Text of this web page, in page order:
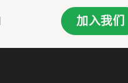
加入我们